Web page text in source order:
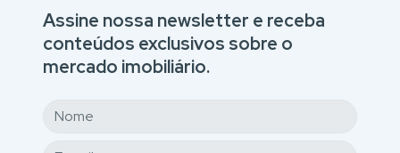
Assine nossa newsletter e receba
conteúdos exclusivos sobre o
mercado imobiliário.